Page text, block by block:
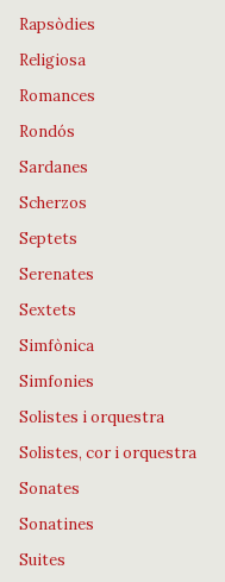
Rapsòdies
Religiosa
Romances
Rondós
Sardanes
Scherzos
Septets
Serenates
Sextets
Simfònica
Simfonies
Solistes i orquestra
Solistes, cor i orquestra
Sonates
Sonatines
Suites